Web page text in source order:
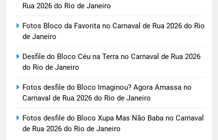
Rua 2026 do Rio de Janeiro
Fotos Bloco da Favorita no Carnaval de Rua 2026 do Rio
de Janeiro
Desfile do Bloco Céu na Terra no Carnaval de Rua 2026
do Rio de Janeiro
Fotos desfile do Bloco Imaginou? Agora Amassa no
Carnaval de Rua 2026 do Rio de Janeiro
Fotos desfile do Bloco Xupa Mas Não Baba no Carnaval
de Rua 2026 do Rio de Janeiro